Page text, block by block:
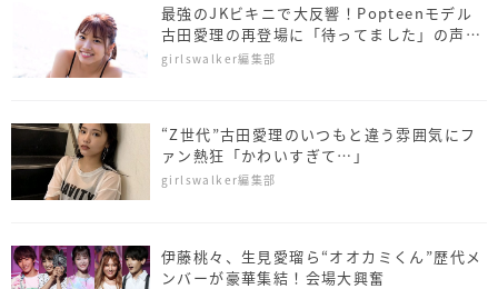
最強のJKビキニで大反響！Popteenモデル
古田愛理の再登場に「待ってました」の声続
出
girlswalker編集部
“Z世代”古田愛理のいつもと違う雰囲気にフ
ァン熱狂「かわいすぎて…」
girlswalker編集部
伊藤桃々、生見愛瑠ら“オオカミくん”歴代メ
ンバーが豪華集結！会場大興奮